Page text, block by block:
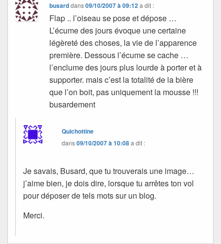
busarddans09/10/2007 à 09:12 a dit :
Flap .. l’oiseau se pose et dépose …
L’écume des jours évoque une certaine
légèreté des choses, la vie de l’apparence
première. Dessous l’écume se cache …
l’enclume des jours plus lourde à porter et à
supporter. mais c’est la totalité de la bière
que l’on boit, pas uniquement la mousse !!!
busardement
Quichottine
dans09/10/2007 à 10:08a dit :
Je savais, Busard, que tu trouverais une image…
j’aime bien, je dois dire, lorsque tu arrêtes ton vol
pour déposer de tels mots sur un blog.
Merci.